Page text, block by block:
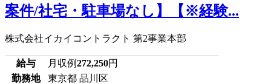
案件/社宅・駐車場なし】【※経験...
株式会社イカイコントラクト 第2事業本部
給与 月収例272,250円
勤務地
東京都 品川区